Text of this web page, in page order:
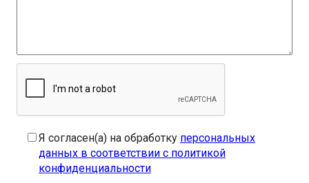
Я согласен(а) на обработку персональных
данных в соответствии с политикой
конфиденциальности